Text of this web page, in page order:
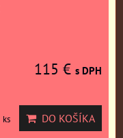
115 € s DPH
ks DO KOŠÍKA